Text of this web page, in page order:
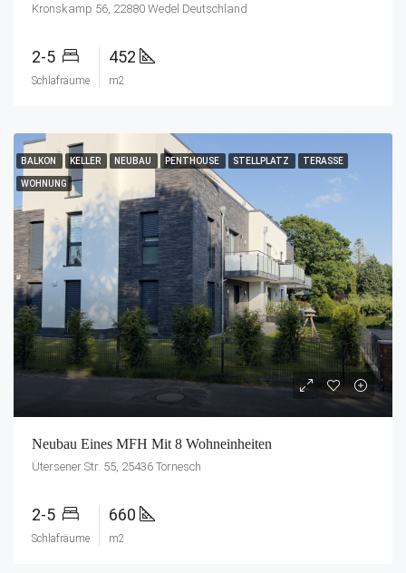
Kronskamp 56, 22880 Wedel Deutschland
2-5
Schlafräume
452
m2
BALKON KELLER NEUBAU PENTHOUSE STELLPLATZ TERASSE
WOHNUNG
Neubau Eines MFH Mit 8 Wohneinheiten
Ütersener Str. 55, 25436 Tornesch
2-5
Schlafräume
660
m2